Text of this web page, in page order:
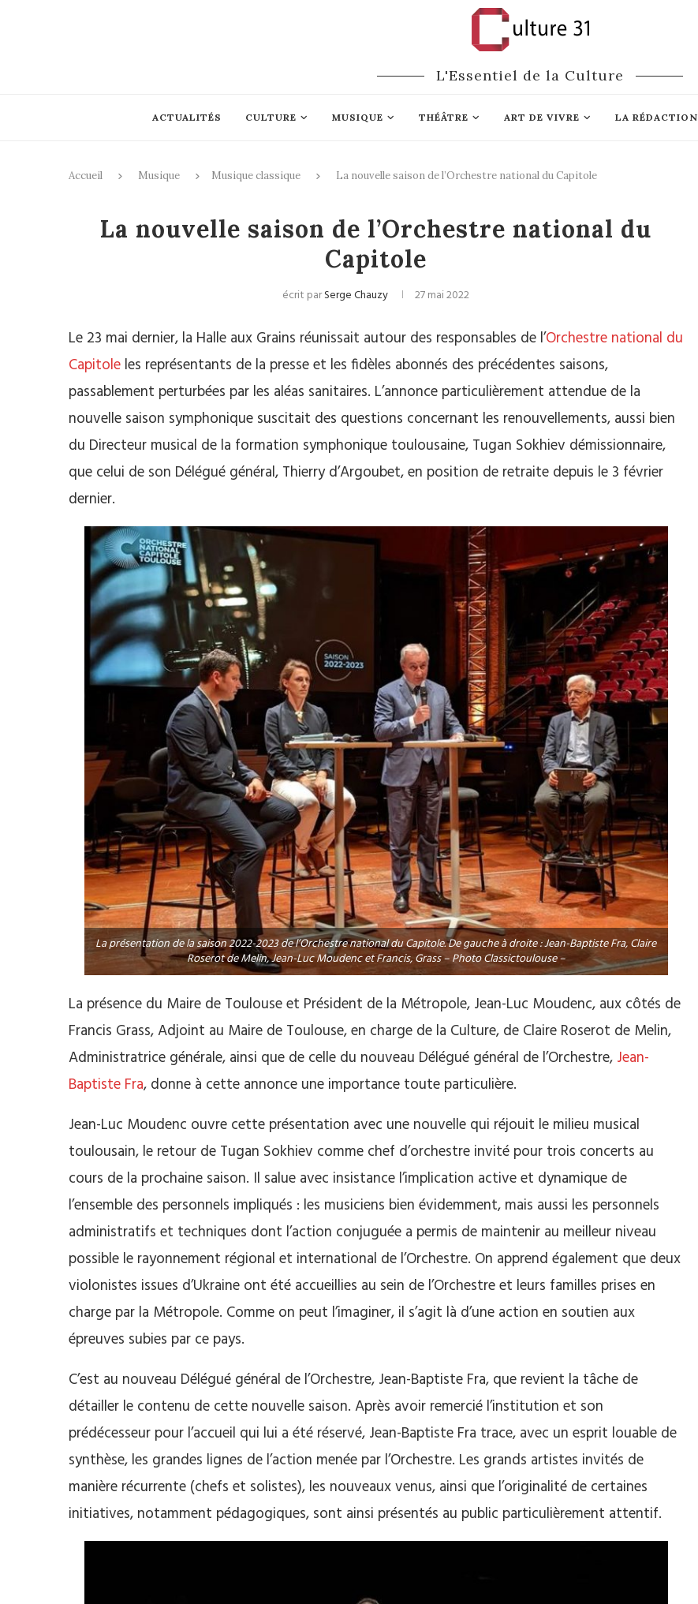
L'Essentiel de la Culture
ACTUALITÉS CULTURE MUSIQUE THÉÂTRE ART DE VIVRE LA RÉDACTION
Accueil Musique Musique classique La nouvelle saison de l’Orchestre national du Capitole
La nouvelle saison de l’Orchestre national du
Capitole
écrit parSerge Chauzy 27 mai 2022
Le 23 mai dernier, la Halle aux Grains réunissait autour des responsables de l’Orchestre national du
Capitole les représentants de la presse et les fidèles abonnés des précédentes saisons,
passablement perturbées par les aléas sanitaires. L’annonce particulièrement attendue de la
nouvelle saison symphonique suscitait des questions concernant les renouvellements, aussi bien
du Directeur musical de la formation symphonique toulousaine, Tugan Sokhiev démissionnaire,
que celui de son Délégué général, Thierry d’Argoubet, en position de retraite depuis le 3 février
dernier.
La présentation de la saison 2022-2023 de l’Orchestre national du Capitole. De gauche à droite : Jean-Baptiste Fra, Claire
Roserot de Melin, Jean-Luc Moudenc et Francis, Grass – Photo Classictoulouse –
La présence du Maire de Toulouse et Président de la Métropole, Jean-Luc Moudenc, aux côtés de
Francis Grass, Adjoint au Maire de Toulouse, en charge de la Culture, de Claire Roserot de Melin,
Administratrice générale, ainsi que de celle du nouveau Délégué général de l’Orchestre, Jean-
Baptiste Fra, donne à cette annonce une importance toute particulière.
Jean-Luc Moudenc ouvre cette présentation avec une nouvelle qui réjouit le milieu musical
toulousain, le retour de Tugan Sokhiev comme chef d’orchestre invité pour trois concerts au
cours de la prochaine saison. Il salue avec insistance l’implication active et dynamique de
l’ensemble des personnels impliqués : les musiciens bien évidemment, mais aussi les personnels
administratifs et techniques dont l’action conjuguée a permis de maintenir au meilleur niveau
possible le rayonnement régional et international de l’Orchestre. On apprend également que deux
violonistes issues d’Ukraine ont été accueillies au sein de l’Orchestre et leurs familles prises en
charge par la Métropole. Comme on peut l’imaginer, il s’agit là d’une action en soutien aux
épreuves subies par ce pays.
C’est au nouveau Délégué général de l’Orchestre, Jean-Baptiste Fra, que revient la tâche de
détailler le contenu de cette nouvelle saison. Après avoir remercié l’institution et son
prédécesseur pour l’accueil qui lui a été réservé, Jean-Baptiste Fra trace, avec un esprit louable de
synthèse, les grandes lignes de l’action menée par l’Orchestre. Les grands artistes invités de
manière récurrente (chefs et solistes), les nouveaux venus, ainsi que l’originalité de certaines
initiatives, notamment pédagogiques, sont ainsi présentés au public particulièrement attentif.